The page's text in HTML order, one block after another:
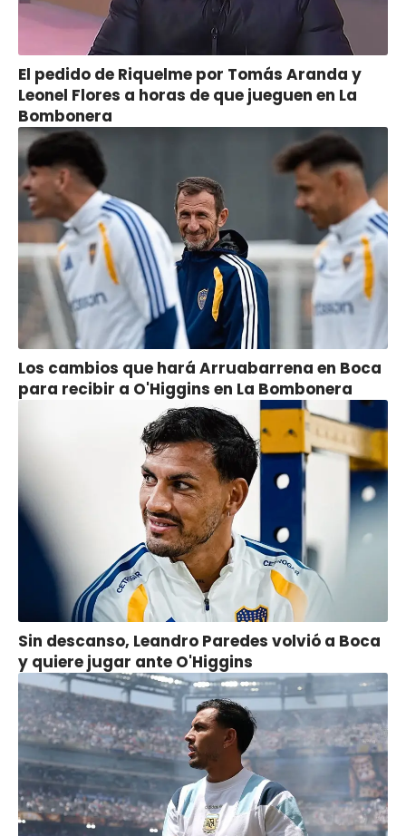
El pedido de Riquelme por Tomás Aranda y
Leonel Flores a horas de que jueguen en La
Bombonera
Los cambios que hará Arruabarrena en Boca
para recibir a O'Higgins en La Bombonera
Sin descanso, Leandro Paredes volvió a Boca
y quiere jugar ante O'Higgins